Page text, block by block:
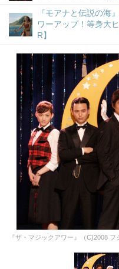
『モアナと伝説の海
ワーアップ！等身大
R】
『ザ・マジックアワー』（C)2008 フ